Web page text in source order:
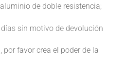
de doble resistencia;
sin motivo de devolución
por favor crea el poder de la